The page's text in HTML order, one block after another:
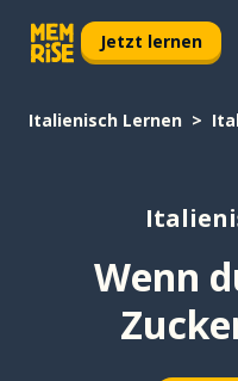
Jetzt lernen
Italienisch Lernen
Wenn